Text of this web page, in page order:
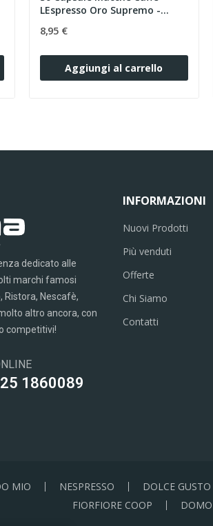
LEspresso Oro Supremo -...
8,95 €
Aggiungi al carrello
dedicato alle
marchi famosi
Ristora, Nescafè,
altro ancora, con
competitivi!
1860089
INFORMAZIONI
Nuovi Prodotti
Più venduti
Offerte
Chi Siamo
Contatti
MIO NESPRESSO DOLCE GUSTO
FIORFIORE COOP